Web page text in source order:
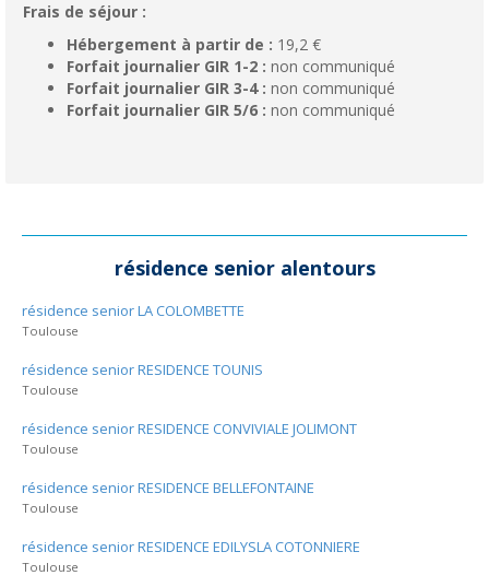
Frais de séjour :
Hébergement à partir de : 19,2 €
Forfait journalier GIR 1-2 : non communiqué
Forfait journalier GIR 3-4 : non communiqué
Forfait journalier GIR 5/6 : non communiqué
résidence senior alentours
résidence senior LA COLOMBETTE
Toulouse
résidence senior RESIDENCE TOUNIS
Toulouse
résidence senior RESIDENCE CONVIVIALE JOLIMONT
Toulouse
résidence senior RESIDENCE BELLEFONTAINE
Toulouse
résidence senior RESIDENCE EDILYSLA COTONNIERE
Toulouse